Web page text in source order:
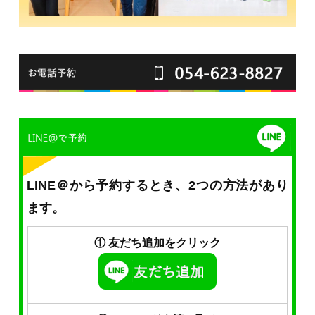
LINE＠から予約するとき、2つの方法があり
ます。
① 友だち追加をクリック